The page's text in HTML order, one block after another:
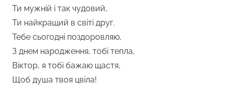
Ти мужній і так чудовий,
Ти найкращий в світі друг.
Тебе сьогодні поздоровляю,
З днем народження, тобі тепла,
Віктор, я тобі бажаю щастя,
Щоб душа твоя цвіла!